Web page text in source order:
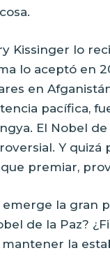
Kissinger lo
lo aceptó en
en
pacífica,
El Nobel
Y quizá
premiar,
emerge la gran
de la Paz?
mantener la